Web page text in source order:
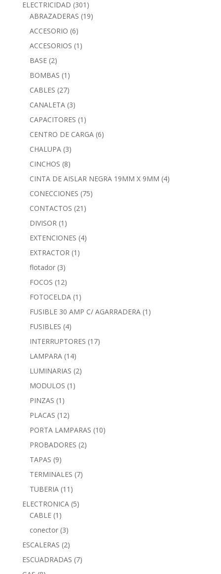
ELECTRICIDAD (301)
ABRAZADERAS (19)
ACCESORIO (6)
ACCESORIOS (1)
BASE (2)
BOMBAS (1)
CABLES (27)
CANALETA (3)
CAPACITORES (1)
CENTRO DE CARGA (6)
CHALUPA (3)
CINCHOS (8)
CINTA DE AISLAR NEGRA 19MM X 9MM (4)
CONECCIONES (75)
CONTACTOS (21)
DIVISOR (1)
EXTENCIONES (4)
EXTRACTOR (1)
flotador (3)
FOCOS (12)
FOTOCELDA (1)
FUSIBLE 30 AMP C/ AGARRADERA (1)
FUSIBLES (4)
INTERRUPTORES (17)
LAMPARA (14)
LUMINARIAS (2)
MODULOS (1)
PINZAS (1)
PLACAS (12)
PORTA LAMPARAS (10)
PROBADORES (2)
TAPAS (9)
TERMINALES (7)
TUBERIA (11)
ELECTRONICA (5)
CABLE (1)
conector (3)
ESCALERAS (2)
ESCUADRADAS (7)